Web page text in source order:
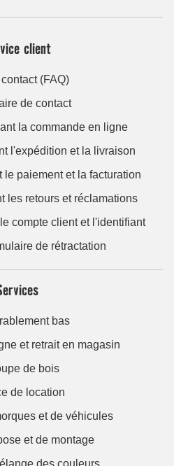
client
(FAQ)
de contact
la commande en ligne
l'expédition et la livraison
le paiement et la facturation
les retours et réclamations
compte client et l'identifiant
de rétractation
bas
et retrait en magasin
de bois
de location
et de véhicules
et de montage